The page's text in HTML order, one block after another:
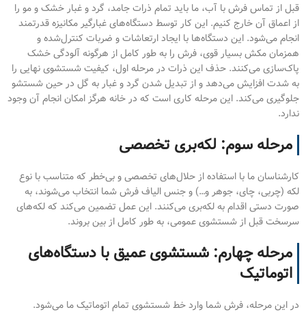
قبل از تماس فرش با آب، ما باید تمام ذرات جامد، گرد و غبار خشک و مو را
از اعماق آن خارج کنیم. این کار توسط دستگاه‌های غبارگیر مکانیزه قدرتمند
انجام می‌شود. این دستگاه‌ها با ایجاد ارتعاشات و ضربات کنترل‌شده و
همزمان مکش بسیار قوی، فرش را به طور کامل از هرگونه آلودگی خشک
پاک‌سازی می‌کنند. حذف این ذرات در مرحله اول، کیفیت شستشوی نهایی را
به شدت افزایش می‌دهد و از تبدیل شدن گرد و غبار به گل در حین شستشو
جلوگیری می‌کند. این مرحله کاری است که در خانه هرگز امکان انجام آن وجود
ندارد.
مرحله سوم: لکه‌بری تخصصی
کارشناسان ما با استفاده از حلال‌های تخصصی و بی‌خطر که متناسب با نوع
لکه (چربی، چای، جوهر و…) و جنس الیاف فرش شما انتخاب می‌شوند، به
صورت دستی اقدام به لکه‌بری می‌کنند. این عمل تضمین می‌کند که لکه‌های
سرسخت قبل از شستشوی عمومی، به طور کامل از بین بروند.
مرحله چهارم: شستشوی عمیق با دستگاه‌های
اتوماتیک
در این مرحله، فرش شما وارد خط شستشوی تمام اتوماتیک ما می‌شود.